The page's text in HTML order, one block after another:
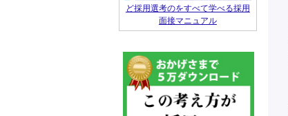
ど採用選考のをすべて学べる採用
面接マニュアル